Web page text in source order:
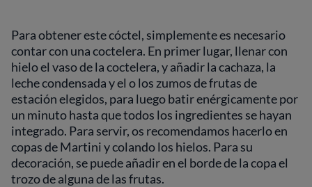
Para obtener este cóctel, simplemente es necesario
contar con una coctelera. En primer lugar, llenar con
hielo el vaso de la coctelera, y añadir la cachaza, la
leche condensada y el o los zumos de frutas de
estación elegidos, para luego batir enérgicamente por
un minuto hasta que todos los ingredientes se hayan
integrado. Para servir, os recomendamos hacerlo en
copas de Martini y colando los hielos. Para su
decoración, se puede añadir en el borde de la copa el
trozo de alguna de las frutas.